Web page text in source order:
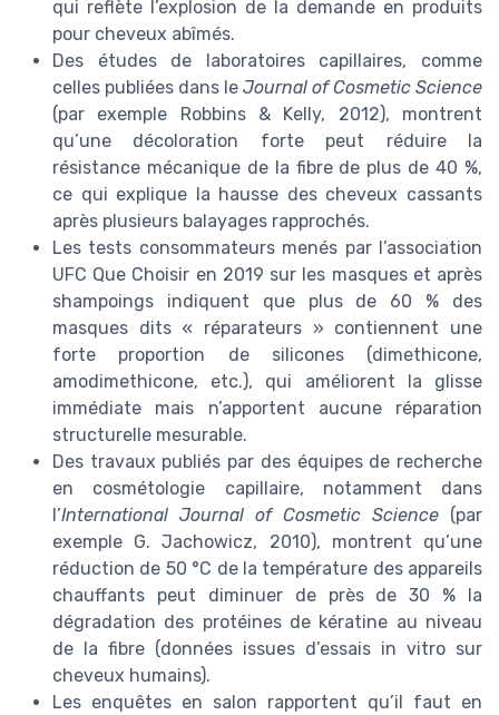
qui reflète l’explosion de la demande en produits
pour cheveux abîmés.
Des études de laboratoires capillaires, comme
celles publiées dans le Journal of Cosmetic Science
(par exemple Robbins & Kelly, 2012), montrent
qu’une décoloration forte peut réduire la
résistance mécanique de la fibre de plus de 40 %,
ce qui explique la hausse des cheveux cassants
après plusieurs balayages rapprochés.
Les tests consommateurs menés par l’association
UFC Que Choisir en 2019 sur les masques et après
shampoings indiquent que plus de 60 % des
masques dits « réparateurs » contiennent une
forte proportion de silicones (dimethicone,
amodimethicone, etc.), qui améliorent la glisse
immédiate mais n’apportent aucune réparation
structurelle mesurable.
Des travaux publiés par des équipes de recherche
en cosmétologie capillaire, notamment dans
l’International Journal of Cosmetic Science (par
exemple G. Jachowicz, 2010), montrent qu’une
réduction de 50 °C de la température des appareils
chauffants peut diminuer de près de 30 % la
dégradation des protéines de kératine au niveau
de la fibre (données issues d’essais in vitro sur
cheveux humains).
Les enquêtes en salon rapportent qu’il faut en